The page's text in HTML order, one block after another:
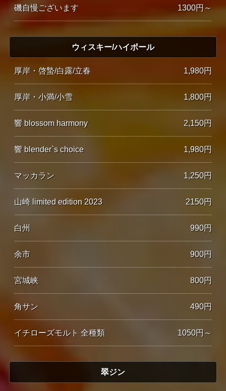
磯自慢ございます 1300円～
ウィスキー/ハイボール
厚岸・啓蟄/白露/立春 1,980円
厚岸・小満/小雪 1,800円
響 blossom harmony 2,150円
響 blender`s choice 1,980円
マッカラン 1,250円
山崎 limited edition 2023 2150円
白州 990円
余市 900円
宮城峡 800円
角サン 490円
イチローズモルト 全種類 1050円～
翠ジン